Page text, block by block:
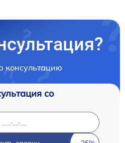
консультацию
со